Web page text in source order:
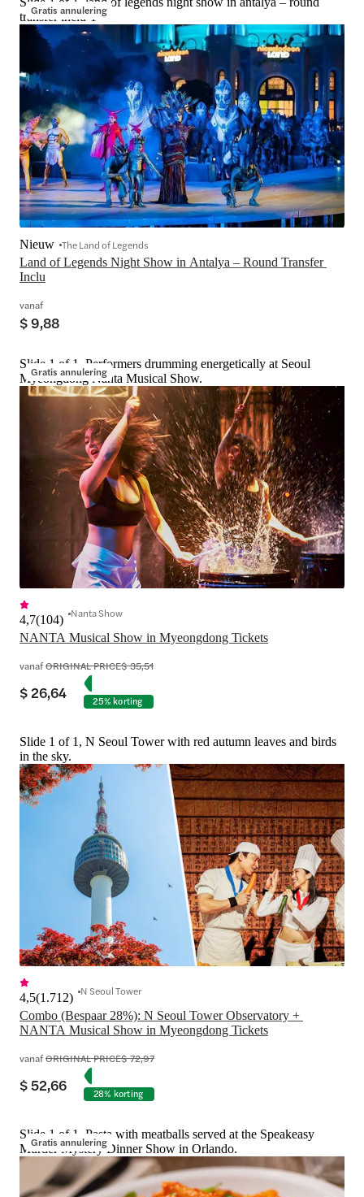
Gratis annulering
transfer inclu-1
Land of Legends Night Show in Antalya – Round Transfer
Inclu
Nieuw The Land of Legends
vanaf
$ 9,88
Gratis annulering
Slide 1 of 1, Performers drumming energetically at Seoul
Myeongdong Nanta Musical Show.
NANTA Musical Show in Myeongdong Tickets
4,7(104) Nanta Show
vanafORIGINAL PRICE$ 35,51
$ 26,64 25% korting
Slide 1 of 1, N Seoul Tower with red autumn leaves and birds
in the sky.
Combo (Bespaar 28%): N Seoul Tower Observatory +
NANTA Musical Show in Myeongdong Tickets
4,5(1.712) N Seoul Tower
vanafORIGINAL PRICE$ 72,97
$ 52,66 28% korting
Gratis annulering
Slide 1 of 1, Pasta with meatballs served at the Speakeasy
Murder Mystery Dinner Show in Orlando.